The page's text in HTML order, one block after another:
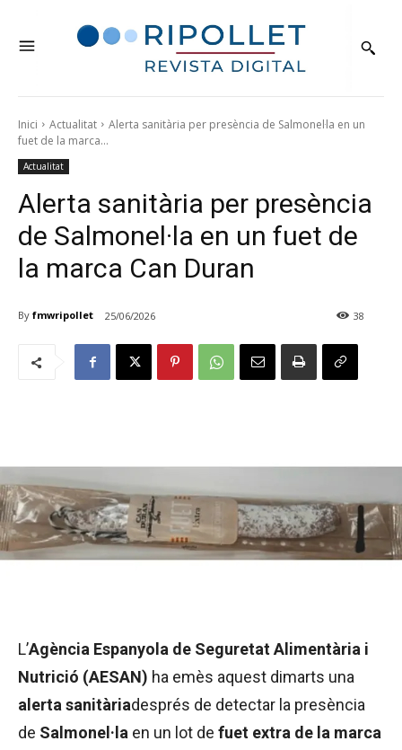
Inici Actualitat
Alerta sanitària per presència de Salmonel·la en un
fuet de la marca...
Actualitat
Alerta sanitària per presència
de Salmonel·la en un fuet de
la marca Can Duran
By fmwripollet 25/06/2026 38
L’Agència Espanyola de Seguretat Alimentària i
Nutrició (AESAN) ha emès aquest dimarts una
alerta sanitàriadesprés de detectar la presència
de Salmonel·la en un lot de fuet extra de la marca